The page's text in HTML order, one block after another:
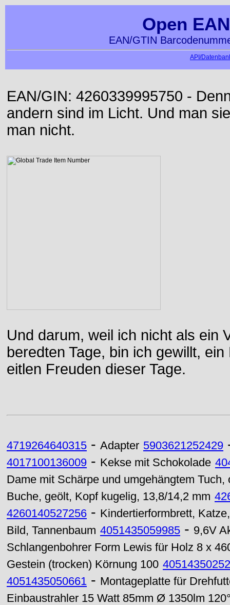
Open
EAN/GTIN
API/
EAN/GIN: 4260339995750 -
andern sind im Licht. Und man
man nicht.
Und darum, weil ich nicht als ein
beredten Tage, bin ich gewillt,
eitlen Freuden dieser Tage.
4719264640315 - Adapter 5903621252429
4017100136009 - Kekse mit Schokolade
Dame mit Schärpe und umgehängtem Tuch,
Buche, geölt, Kopf kugelig, 13,8/14,2 mm
4260140527256 - Kindertierformbrett,
Bild, Tannenbaum 4051435059985 - 9,6V
Schlangenbohrer Form Lewis für Holz 8 x
Gestein (trocken) Körnung 100
4051435050661 - Montageplatte für
Einbaustrahler 15 Watt 85mm Ø 1350lm